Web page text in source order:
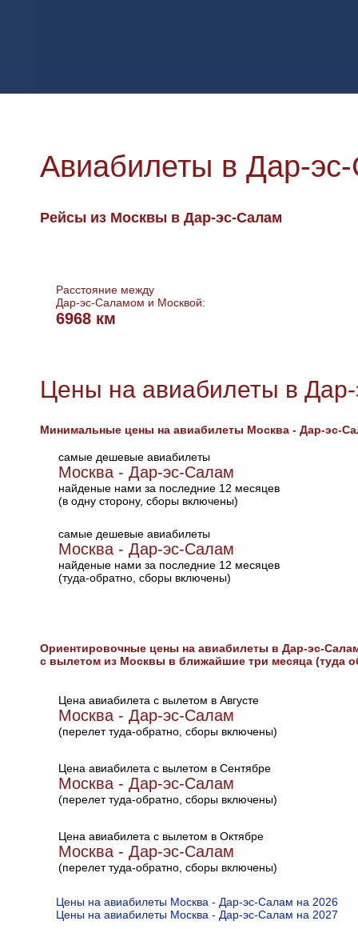
Авиабилеты в Дар-
Рейсы из Москвы в Дар-эс-Салам
Расстояние между
Дар-эс-Саламом и Москвой:
6968 км
Цены на авиабилеты в
Минимальные цены на авиабилеты Москва - Дар-эс-
самые дешевые авиабилеты
Москва - Дар-эс-Салам
найденые нами за последние 12 месяцев
(в одну сторону, сборы включены)
самые дешевые авиабилеты
Москва - Дар-эс-Салам
найденые нами за последние 12 месяцев
(туда-обратно, сборы включены)
Ориентировочные цены на авиабилеты в Дар-эс-
с вылетом из Москвы в ближайшие три месяца (туда
Цена авиабилета с вылетом в Августе
Москва - Дар-эс-Салам
(перелет туда-обратно, сборы включены)
Цена авиабилета с вылетом в Сентябре
Москва - Дар-эс-Салам
(перелет туда-обратно, сборы включены)
Цена авиабилета с вылетом в Октябре
Москва - Дар-эс-Салам
(перелет туда-обратно, сборы включены)
Цены на авиабилеты Москва - Дар-эс-Салам на 2026
Цены на авиабилеты Москва - Дар-эс-Салам на 2027